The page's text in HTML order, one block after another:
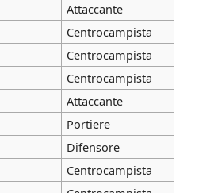
Attaccante
Centrocampista
Centrocampista
Centrocampista
Attaccante
Portiere
Difensore
Centrocampista